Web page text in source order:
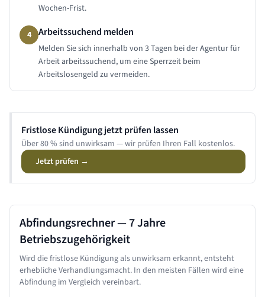
Wochen-Frist.
4 Arbeitssuchend melden
Melden Sie sich innerhalb von 3 Tagen bei der Agentur für
Arbeit arbeitssuchend, um eine Sperrzeit beim
Arbeitslosengeld zu vermeiden.
Fristlose Kündigung jetzt prüfen lassen
Über 80 % sind unwirksam — wir prüfen Ihren Fall kostenlos.
Jetzt prüfen →
Abfindungsrechner —7 Jahre
Betriebszugehörigkeit
Wird die fristlose Kündigung als unwirksam erkannt, entsteht
erhebliche Verhandlungsmacht. In den meisten Fällen wird eine
Abfindung im Vergleich vereinbart.